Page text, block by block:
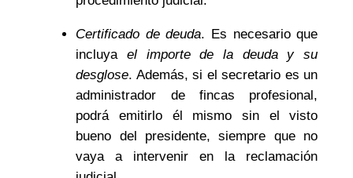
Certificado de deuda. Es necesario que
incluya el importe de la deuda y su
desglose. Además, si el secretario es un
administrador de fincas profesional,
podrá emitirlo él mismo sin el visto
bueno del presidente, siempre que no
vaya a intervenir en la reclamación